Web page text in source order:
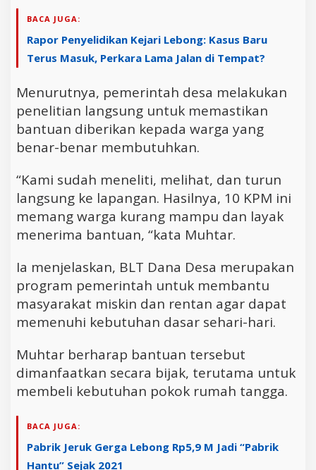
BACA JUGA:
Rapor Penyelidikan Kejari Lebong: Kasus Baru
Terus Masuk, Perkara Lama Jalan di Tempat?
Menurutnya, pemerintah desa melakukan
penelitian langsung untuk memastikan
bantuan diberikan kepada warga yang
benar-benar membutuhkan.
“Kami sudah meneliti, melihat, dan turun
langsung ke lapangan. Hasilnya, 10 KPM ini
memang warga kurang mampu dan layak
menerima bantuan, “kata Muhtar.
Ia menjelaskan, BLT Dana Desa merupakan
program pemerintah untuk membantu
masyarakat miskin dan rentan agar dapat
memenuhi kebutuhan dasar sehari-hari.
Muhtar berharap bantuan tersebut
dimanfaatkan secara bijak, terutama untuk
membeli kebutuhan pokok rumah tangga.
BACA JUGA:
Pabrik Jeruk Gerga Lebong Rp5,9 M Jadi “Pabrik
Hantu” Sejak 2021